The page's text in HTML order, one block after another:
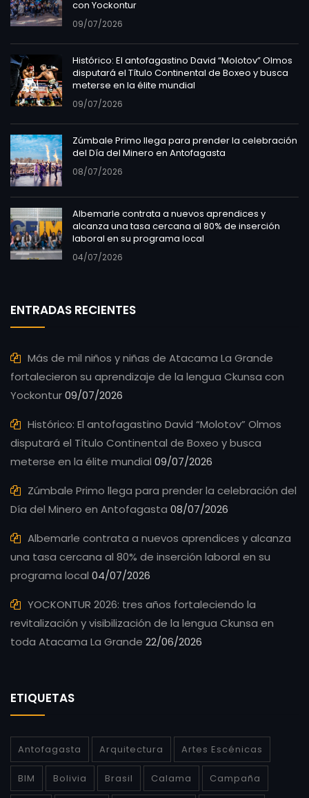
con Yockontur
09/07/2026
Histórico: El antofagastino David “Molotov” Olmos
disputará el Título Continental de Boxeo y busca
meterse en la élite mundial
09/07/2026
Zúmbale Primo llega para prender la celebración
del Día del Minero en Antofagasta
08/07/2026
Albemarle contrata a nuevos aprendices y
alcanza una tasa cercana al 80% de inserción
laboral en su programa local
04/07/2026
ENTRADAS RECIENTES
Más de mil niños y niñas de Atacama La Grande
fortalecieron su aprendizaje de la lengua Ckunsa con
Yockontur09/07/2026
Histórico: El antofagastino David “Molotov” Olmos
disputará el Título Continental de Boxeo y busca
meterse en la élite mundial 09/07/2026
Zúmbale Primo llega para prender la celebración del
Día del Minero en Antofagasta 08/07/2026
Albemarle contrata a nuevos aprendices y alcanza
una tasa cercana al 80% de inserción laboral en su
programa local 04/07/2026
YOCKONTUR 2026: tres años fortaleciendo la
revitalización y visibilización de la lengua Ckunsa en
toda Atacama La Grande 22/06/2026
ETIQUETAS
Antofagasta Arquitectura Artes Escénicas
BIM Bolivia Brasil Calama Campaña